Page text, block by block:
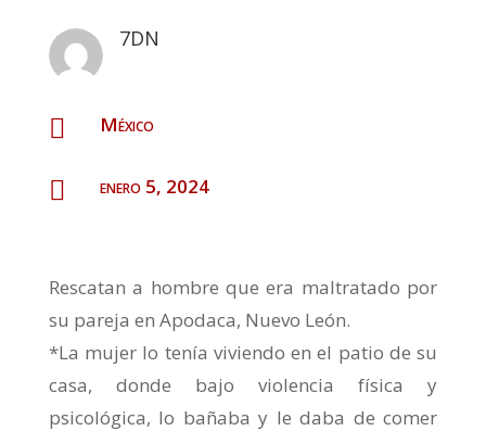
7DN
 México
 enero 5, 2024
Rescatan a hombre que era maltratado por
su pareja en Apodaca, Nuevo León.
*La mujer lo tenía viviendo en el patio de su
casa, donde bajo violencia física y
psicológica, lo bañaba y le daba de comer